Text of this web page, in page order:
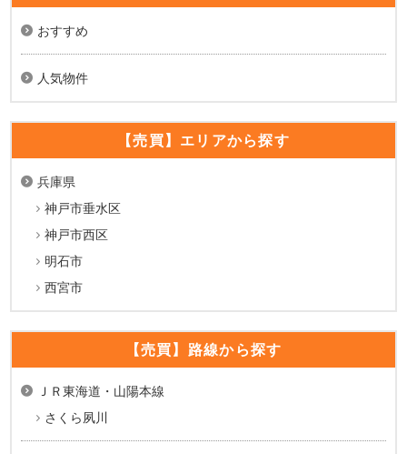
おすすめ
人気物件
【売買】エリアから探す
兵庫県
神戸市垂水区
神戸市西区
明石市
西宮市
【売買】路線から探す
ＪＲ東海道・山陽本線
さくら夙川